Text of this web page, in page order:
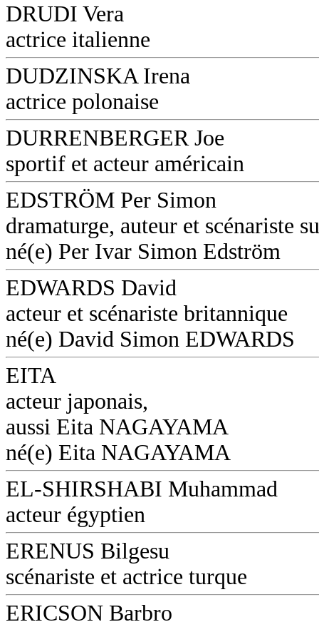
DRUDI Vera
actrice italienne
DUDZINSKA Irena
actrice polonaise
DURRENBERGER Joe
sportif et acteur américain
EDSTRÖM Per Simon
dramaturge, auteur et scénariste
né(e) Per Ivar Simon Edström
EDWARDS David
acteur et scénariste britannique
né(e) David Simon EDWARDS
EITA
acteur japonais,
aussi Eita NAGAYAMA
né(e) Eita NAGAYAMA
EL-SHIRSHABI Muhammad
acteur égyptien
ERENUS Bilgesu
scénariste et actrice turque
ERICSON Barbro